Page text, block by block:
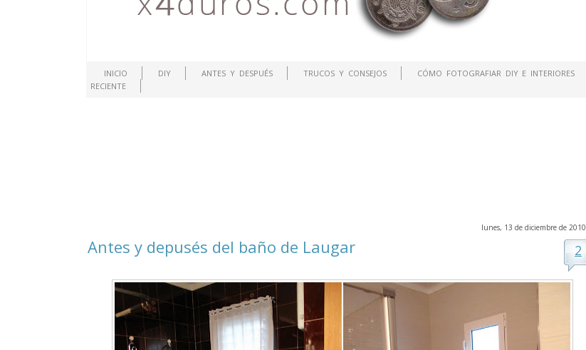
INICIO DIY ANTES Y DESPUÉS TRUCOS Y CONSEJOS CÓMO FOTOGRAFIAR DIY E INTERIORES
RECIENTE
lunes, 13 de diciembre de 2010
2
Antes y depusés del baño de Laugar